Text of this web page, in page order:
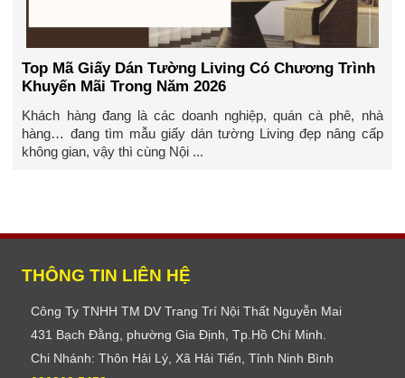
Top Mã Giấy Dán Tường Living Có Chương Trình
Khuyến Mãi Trong Năm 2026
Khách hàng đang là các doanh nghiệp, quán cà phê, nhà
hàng… đang tìm mẫu giấy dán tường Living đẹp nâng cấp
không gian, vậy thì cùng Nội ...
THÔNG TIN LIÊN HỆ
Công Ty TNHH TM DV Trang Trí Nội Thất Nguyễn Mai
431 Bạch Đằng, phường Gia Định, Tp.Hồ Chí Minh.
Chi Nhánh: Thôn Hải Lý, Xã Hải Tiến, Tỉnh Ninh Bình